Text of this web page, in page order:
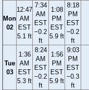
Mon
02
12:47
AM
EST
5.1 ft
7:34
AM
EST
−0.2
ft
1:08
PM
EST
5.9 ft
8:18
PM
EST
−0.2
ft
Tue
03
1:36
AM
EST
5.3 ft
8:24
AM
EST
−0.2
ft
1:56
PM
EST
5.9 ft
9:03
PM
EST
−0.3
ft